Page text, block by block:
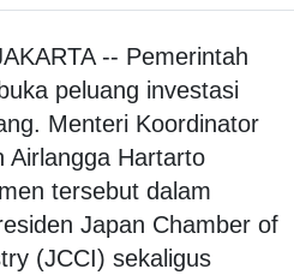
-- Pemerintah
peluang investasi
Menteri Koordinator
Airlangga Hartarto
tersebut dalam
Japan Chamber of
(JCCI) sekaligus